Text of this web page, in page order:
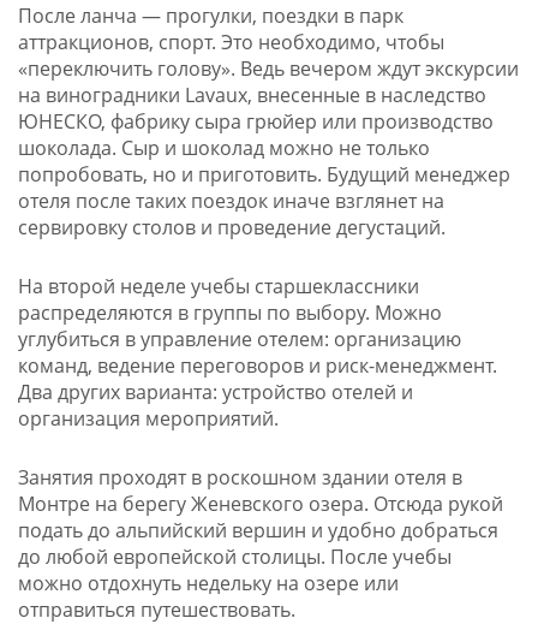
После ланча — прогулки, поездки в парк
аттракционов, спорт. Это необходимо, чтобы
«переключить голову». Ведь вечером ждут экскурсии
на виноградники Lavaux, внесенные в наследство
ЮНЕСКО, фабрику сыра грюйер или производство
шоколада. Сыр и шоколад можно не только
попробовать, но и приготовить. Будущий менеджер
отеля после таких поездок иначе взглянет на
сервировку столов и проведение дегустаций.
На второй неделе учебы старшеклассники
распределяются в группы по выбору. Можно
углубиться в управление отелем: организацию
команд, ведение переговоров и риск-менеджмент.
Два других варианта: устройство отелей и
организация мероприятий.
Занятия проходят в роскошном здании отеля в
Монтре на берегу Женевского озера. Отсюда рукой
подать до альпийский вершин и удобно добраться
до любой европейской столицы. После учебы
можно отдохнуть недельку на озере или
отправиться путешествовать.